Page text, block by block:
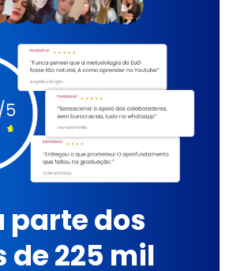
parte dos
de 225 mil